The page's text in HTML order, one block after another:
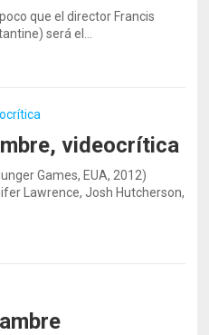
que el director Francis
será el…
videocrítica
Games, EUA, 2012)
Lawrence, Josh Hutcherson,